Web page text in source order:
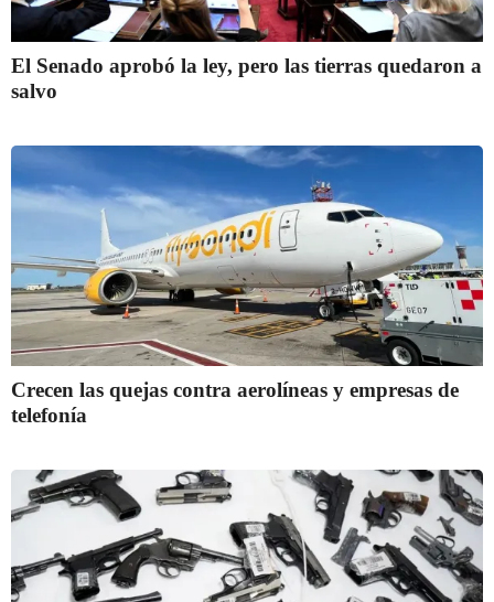
El Senado aprobó la ley, pero las tierras quedaron a
salvo
Crecen las quejas contra aerolíneas y empresas de
telefonía